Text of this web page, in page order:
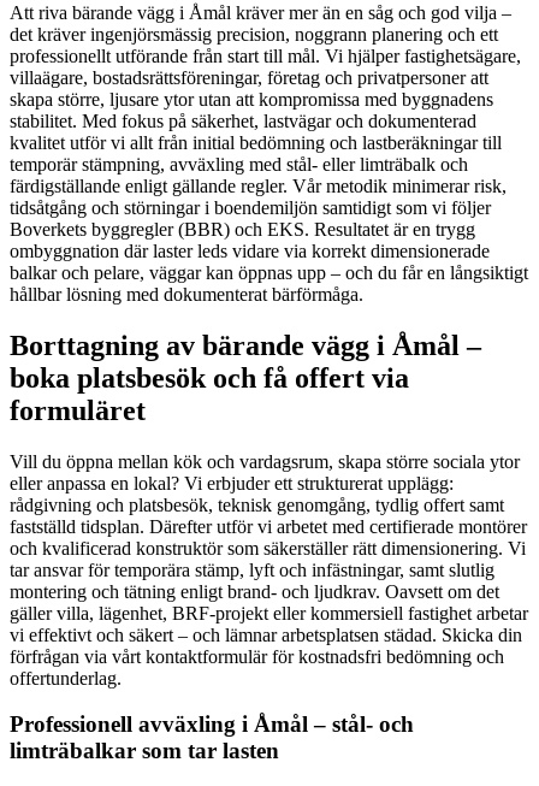
Att riva bärande vägg i Åmål kräver mer än en såg och god vilja –
det kräver ingenjörsmässig precision, noggrann planering och ett
professionellt utförande från start till mål. Vi hjälper fastighetsägare,
villaägare, bostadsrättsföreningar, företag och privatpersoner att
skapa större, ljusare ytor utan att kompromissa med byggnadens
stabilitet. Med fokus på säkerhet, lastvägar och dokumenterad
kvalitet utför vi allt från initial bedömning och lastberäkningar till
temporär stämpning, avväxling med stål- eller limträbalk och
färdigställande enligt gällande regler. Vår metodik minimerar risk,
tidsåtgång och störningar i boendemiljön samtidigt som vi följer
Boverkets byggregler (BBR) och EKS. Resultatet är en trygg
ombyggnation där laster leds vidare via korrekt dimensionerade
balkar och pelare, väggar kan öppnas upp – och du får en långsiktigt
hållbar lösning med dokumenterat bärförmåga.
Borttagning av bärande vägg i Åmål –
boka platsbesök och få offert via
formuläret
Vill du öppna mellan kök och vardagsrum, skapa större sociala ytor
eller anpassa en lokal? Vi erbjuder ett strukturerat upplägg:
rådgivning och platsbesök, teknisk genomgång, tydlig offert samt
fastställd tidsplan. Därefter utför vi arbetet med certifierade montörer
och kvalificerad konstruktör som säkerställer rätt dimensionering. Vi
tar ansvar för temporära stämp, lyft och infästningar, samt slutlig
montering och tätning enligt brand- och ljudkrav. Oavsett om det
gäller villa, lägenhet, BRF-projekt eller kommersiell fastighet arbetar
vi effektivt och säkert – och lämnar arbetsplatsen städad. Skicka din
förfrågan via vårt kontaktformulär för kostnadsfri bedömning och
offertunderlag.
Professionell avväxling i Åmål – stål- och
limträbalkar som tar lasten